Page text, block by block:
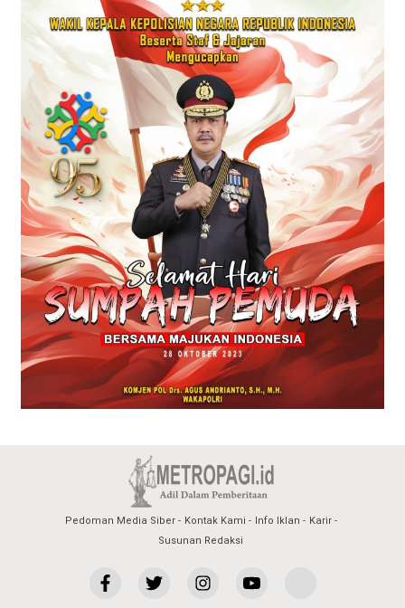
Pedoman Media Siber Kontak Kami Info Iklan
Karir
Susunan Redaksi